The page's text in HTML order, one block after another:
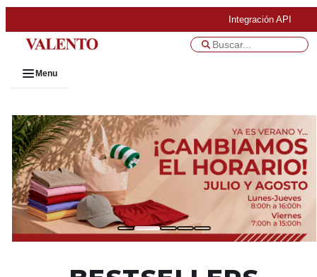
Integración API
Menu